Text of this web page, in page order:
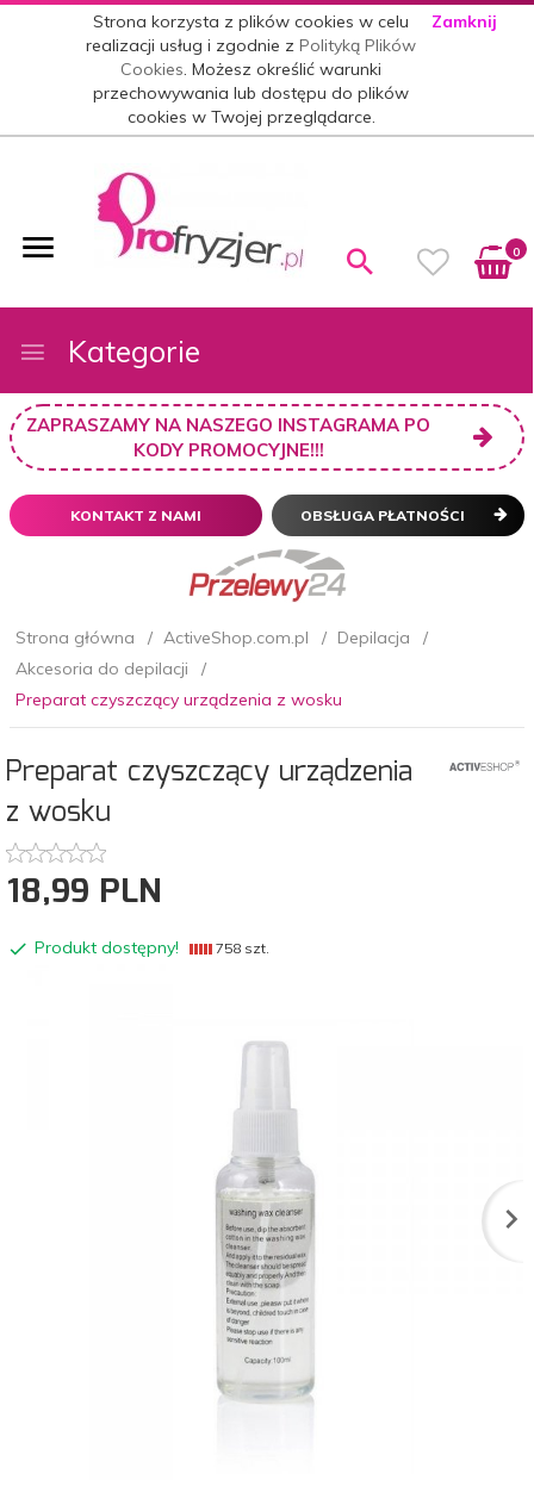
Strona korzysta z plików cookies w celu
realizacji usług i zgodnie zPolityką Plików
Cookies. Możesz określić warunki
przechowywania lub dostępu do plików
cookies w Twojej przeglądarce.
Zamknij
0
Kategorie
ZAPRASZAMY NA NASZEGO INSTAGRAMA PO
KODY PROMOCYJNE!!!
KONTAKT Z NAMI OBSŁUGA PŁATNOŚCI
Strona główna ActiveShop.com.pl
Depilacja
Akcesoria do depilacji
Preparat czyszczący urządzenia z wosku
Preparat czyszczący urządzenia
z wosku
18,99 PLN
Produkt dostępny! 758 szt.